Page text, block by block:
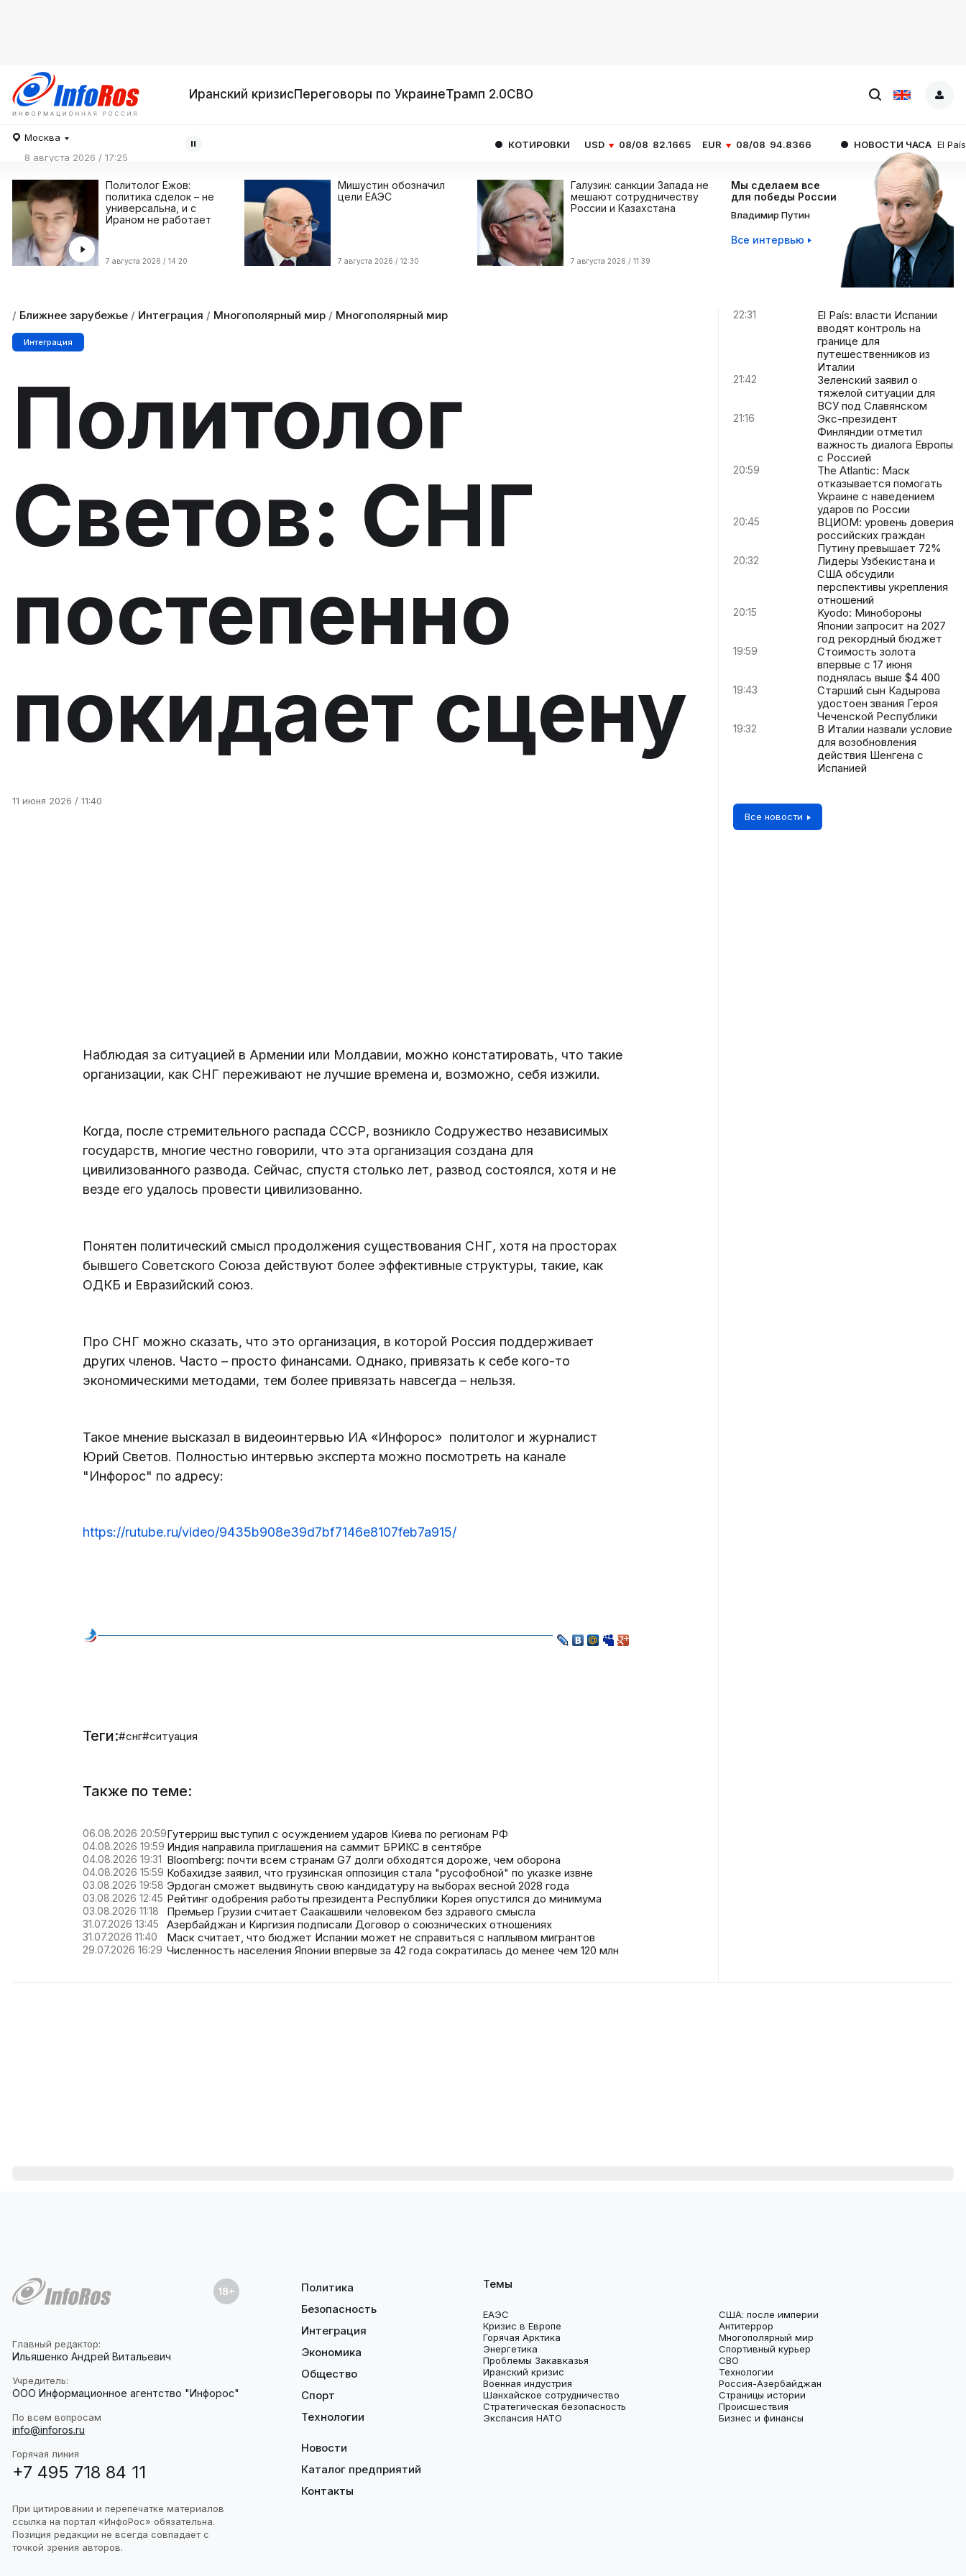
Иранский кризисПереговоры по УкраинеТрамп 2.0СВО
Москва
8 августа 2026 / 17:25
КОТИРОВКИ USD 08/08 82.1665 EUR 08/08 94.8366 НОВОСТИ ЧАСА El País: власти
Политолог Ежов:
политика сделок – не
универсальна, и с
Ираном не работает
7 августа 2026 / 14:20
Мишустин обозначил
цели ЕАЭС
7 августа 2026 / 12:30
Галузин: санкции Запада не
мешают сотрудничеству
России и Казахстана
7 августа 2026 / 11:39
Мы сделаем все
для победы России
Владимир Путин
Все интервью
/ Ближнее зарубежье / Интеграция / Многополярный мир / Многополярный мир
Интеграция
Политолог
Светов: СНГ
постепенно
покидает сцену
11 июня 2026 / 11:40
Наблюдая за ситуацией в Армении или Молдавии, можно констатировать, что такие
организации, как СНГ переживают не лучшие времена и, возможно, себя изжили.
Когда, после стремительного распада СССР, возникло Содружество независимых
государств, многие честно говорили, что эта организация создана для
цивилизованного развода. Сейчас, спустя столько лет, развод состоялся, хотя и не
везде его удалось провести цивилизованно.
Понятен политический смысл продолжения существования СНГ, хотя на просторах
бывшего Советского Союза действуют более эффективные структуры, такие, как
ОДКБ и Евразийский союз.
Про СНГ можно сказать, что это организация, в которой Россия поддерживает
других членов. Часто – просто финансами. Однако, привязать к себе кого-то
экономическими методами, тем более привязать навсегда – нельзя.
Такое мнение высказал в видеоинтервью ИА «Инфорос» политолог и журналист
Юрий Светов. Полностью интервью эксперта можно посмотреть на канале
"Инфорос" по адресу:
https://rutube.ru/video/9435b908e39d7bf7146e8107feb7a915/
Теги:#снг#ситуация
Также по теме:
06.08.2026 20:59Гутерриш выступил с осуждением ударов Киева по регионам РФ
04.08.2026 19:59 Индия направила приглашения на саммит БРИКС в сентябре
04.08.2026 19:31 Bloomberg: почти всем странам G7 долги обходятся дороже, чем оборона
04.08.2026 15:59 Кобахидзе заявил, что грузинская оппозиция стала "русофобной" по указке извне
03.08.2026 19:58 Эрдоган сможет выдвинуть свою кандидатуру на выборах весной 2028 года
03.08.2026 12:45 Рейтинг одобрения работы президента Республики Корея опустился до минимума
03.08.2026 11:18 Премьер Грузии считает Саакашвили человеком без здравого смысла
31.07.2026 13:45 Азербайджан и Киргизия подписали Договор о союзнических отношениях
31.07.2026 11:40 Маск считает, что бюджет Испании может не справиться с наплывом мигрантов
29.07.2026 16:29 Численность населения Японии впервые за 42 года сократилась до менее чем 120 млн
22:31
El País: власти Испании
вводят контроль на
границе для
путешественников из
Италии
21:42
Зеленский заявил о
тяжелой ситуации для
ВСУ под Славянском
21:16
Экс-президент
Финляндии отметил
важность диалога Европы
с Россией
20:59
The Atlantic: Маск
отказывается помогать
Украине с наведением
ударов по России
20:45
ВЦИОМ: уровень доверия
российских граждан
Путину превышает 72%
20:32
Лидеры Узбекистана и
США обсудили
перспективы укрепления
отношений
20:15
Kyodo: Минобороны
Японии запросит на 2027
год рекордный бюджет
19:59
Стоимость золота
впервые с 17 июня
поднялась выше $4 400
19:43
Старший сын Кадырова
удостоен звания Героя
Чеченской Республики
19:32
В Италии назвали условие
для возобновления
действия Шенгена с
Испанией
Все новости
Главный редактор:
Ильяшенко Андрей Витальевич
Учредитель:
ООО Информационное агентство "Инфорос"
По всем вопросам
info@inforos.ru
Горячая линия
+7 495 718 84 11
При цитировании и перепечатке материалов
ссылка на портал «ИнфоРос» обязательна.
Позиция редакции не всегда совпадает с
точкой зрения авторов.
Политика
Безопасность
Интеграция
Экономика
Общество
Спорт
Технологии
Новости
Каталог предприятий
Контакты
Темы
ЕАЭС
США: после империи
Кризис в Европе
Антитеррор
Горячая Арктика
Многополярный мир
Энергетика
Спортивный курьер
Проблемы Закавказья
СВО
Иранский кризис
Технологии
Военная индустрия
Россия-Азербайджан
Шанхайское сотрудничество
Страницы истории
Стратегическая безопасность
Происшествия
Экспансия НАТО
Бизнес и финансы